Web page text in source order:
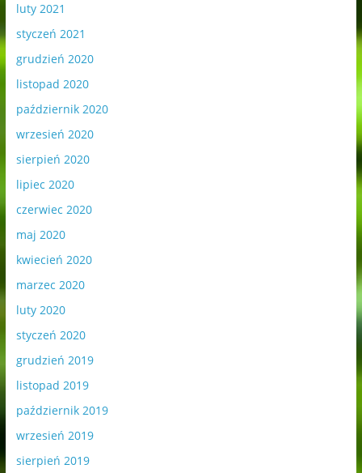
luty 2021
styczeń 2021
grudzień 2020
listopad 2020
październik 2020
wrzesień 2020
sierpień 2020
lipiec 2020
czerwiec 2020
maj 2020
kwiecień 2020
marzec 2020
luty 2020
styczeń 2020
grudzień 2019
listopad 2019
październik 2019
wrzesień 2019
sierpień 2019